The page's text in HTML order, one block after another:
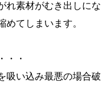
れ素材がむき出しにな
めてしまいます。
・・
吸い込み最悪の場合破